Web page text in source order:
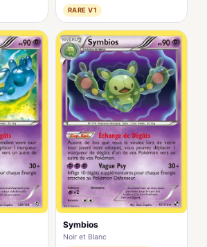
RARE V1
Symbios
Noir et Blanc